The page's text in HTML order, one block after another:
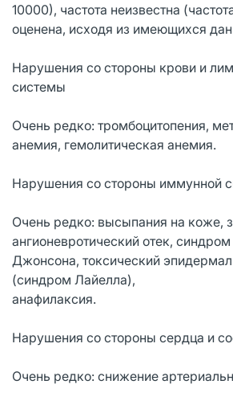
10000), частота неизвестна
оценена, исходя из имеющихся
Нарушения со стороны крови и
системы
Очень редко: тромбоцитопения,
анемия, гемолитическая анемия.
Нарушения со стороны иммунной
Очень редко: высыпания на коже,
ангионевротический отек,
Джонсона, токсический
(синдром Лайелла),
анафилаксия.
Нарушения со стороны сердца и
Очень редко: снижение